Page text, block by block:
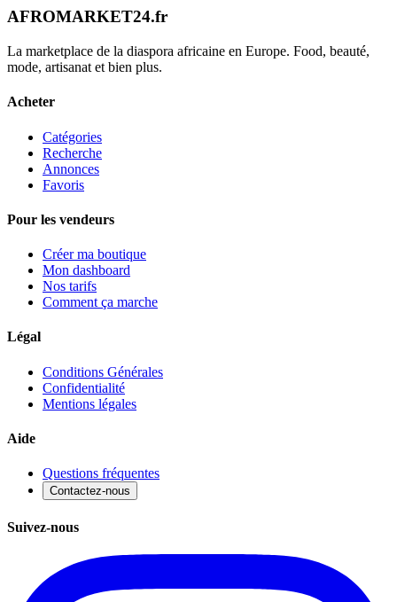
AFROMARKET24.fr
La marketplace de la diaspora africaine en Europe. Food, beauté,
mode, artisanat et bien plus.
Acheter
Catégories
Recherche
Annonces
Favoris
Pour les vendeurs
Créer ma boutique
Mon dashboard
Nos tarifs
Comment ça marche
Légal
Conditions Générales
Confidentialité
Mentions légales
Aide
Questions fréquentes
Contactez-nous
Suivez-nous